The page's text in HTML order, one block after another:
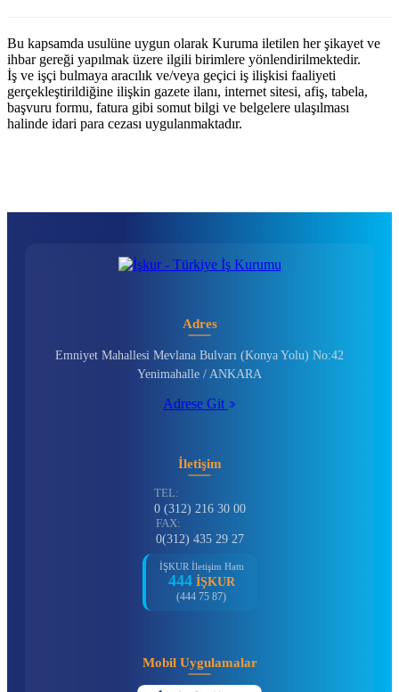
Bu kapsamda usulüne uygun olarak Kuruma iletilen her şikayet ve
ihbar gereği yapılmak üzere ilgili birimlere yönlendirilmektedir.
İş ve işçi bulmaya aracılık ve/veya geçici iş ilişkisi faaliyeti
gerçekleştirildiğine ilişkin gazete ilanı, internet sitesi, afiş, tabela,
başvuru formu, fatura gibi somut bilgi ve belgelere ulaşılması
halinde idari para cezası uygulanmaktadır.
Adres
Emniyet Mahallesi Mevlana Bulvarı (Konya Yolu) No:42
Yenimahalle / ANKARA
Adrese Git
İletişim
TEL:
0 (312) 216 30 00
FAX:
0(312) 435 29 27
İŞKUR İletişim Hattı
444 İŞKUR
(444 75 87)
Mobil Uygulamalar